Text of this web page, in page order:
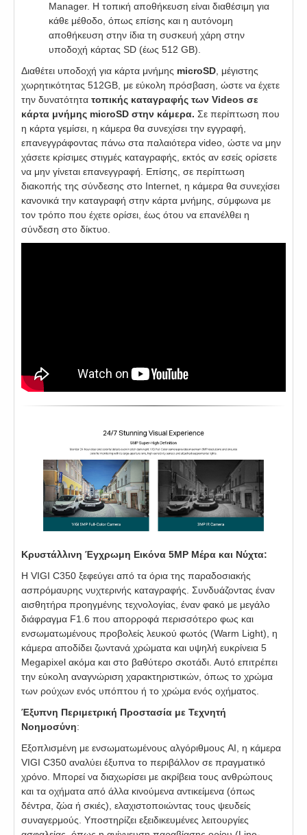
Manager. Η τοπική αποθήκευση είναι διαθέσιμη για
κάθε μέθοδο, όπως επίσης και η αυτόνομη
αποθήκευση στην ίδια τη συσκευή χάρη στην
υποδοχή κάρτας SD (έως 512 GB).
Διαθέτει υποδοχή για κάρτα μνήμης microSD , μέγιστης
χωρητικότητας 512GB, με εύκολη πρόσβαση, ώστε να έχετε
την δυνατότητα τοπικής καταγραφής των Videos σε
κάρτα μνήμης microSD στην κάμερα. Σε περίπτωση που
η κάρτα γεμίσει, η κάμερα θα συνεχίσει την εγγραφή,
επανεγγράφοντας πάνω στα παλαιότερα video, ώστε να μην
χάσετε κρίσιμες στιγμές καταγραφής, εκτός αν εσείς ορίσετε
να μην γίνεται επανεγγραφή. Επίσης, σε περίπτωση
διακοπής της σύνδεσης στο Internet, η κάμερα θα συνεχίσει
κανονικά την καταγραφή στην κάρτα μνήμης, σύμφωνα με
τον τρόπο που έχετε ορίσει, έως ότου να επανέλθει η
σύνδεση στο δίκτυο.
Κρυστάλλινη Έγχρωμη Εικόνα 5MP Μέρα και Νύχτα:
Η VIGI C350 ξεφεύγει από τα όρια της παραδοσιακής
ασπρόμαυρης νυχτερινής καταγραφής. Συνδυάζοντας έναν
αισθητήρα προηγμένης τεχνολογίας, έναν φακό με μεγάλο
διάφραγμα F1.6 που απορροφά περισσότερο φως και
ενσωματωμένους προβολείς λευκού φωτός (Warm Light), η
κάμερα αποδίδει ζωντανά χρώματα και υψηλή ευκρίνεια 5
Megapixel ακόμα και στο βαθύτερο σκοτάδι. Αυτό επιτρέπει
την εύκολη αναγνώριση χαρακτηριστικών, όπως το χρώμα
των ρούχων ενός υπόπτου ή το χρώμα ενός οχήματος.
Έξυπνη Περιμετρική Προστασία με Τεχνητή
Νοημοσύνη:
Εξοπλισμένη με ενσωματωμένους αλγόριθμους AI, η κάμερα
VIGI C350 αναλύει έξυπνα το περιβάλλον σε πραγματικό
χρόνο. Μπορεί να διαχωρίσει με ακρίβεια τους ανθρώπους
και τα οχήματα από άλλα κινούμενα αντικείμενα (όπως
δέντρα, ζώα ή σκιές), ελαχιστοποιώντας τους ψευδείς
συναγερμούς. Υποστηρίζει εξειδικευμένες λειτουργίες